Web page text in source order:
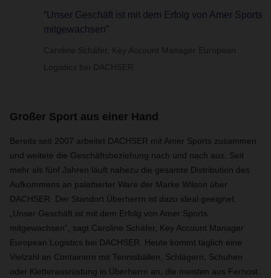
“Unser Geschäft ist mit dem Erfolg von Amer Sports
mitgewachsen”
Caroline Schäfer, Key Account Manager European
Logistics bei DACHSER
Großer Sport aus einer Hand
Bereits seit 2007 arbeitet DACHSER mit Amer Sports zusammen
und weitete die Geschäftsbeziehung nach und nach aus. Seit
mehr als fünf Jahren läuft nahezu die gesamte Distribution des
Aufkommens an palettierter Ware der Marke Wilson über
DACHSER. Der Standort Überherrn ist dazu ideal geeignet.
„Unser Geschäft ist mit dem Erfolg von Amer Sports
mitgewachsen“, sagt Caroline Schäfer, Key Account Manager
European Logistics bei DACHSER. Heute kommt täglich eine
Vielzahl an Containern mit Tennisbällen, Schlägern, Schuhen
oder Kletterausrüstung in Überherrn an, die meisten aus Fernost.